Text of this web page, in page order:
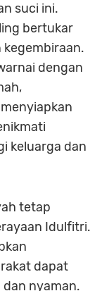
suci ini.
bertukar
kegembiraan.
dengan
keluarga dan
tetap
Idulfitri.
dapat
nyaman.